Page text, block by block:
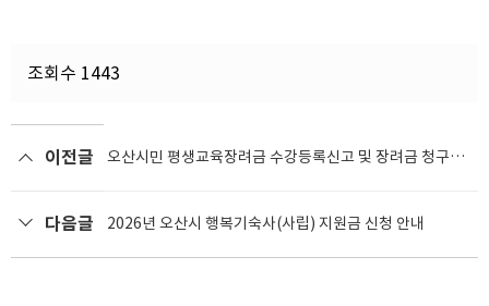
조회수 1443
이전글
오산시민 평생교육장려금 수강등록신고 및 장려금 청구방
다음글 2026년 오산시 행복기숙사(사립) 지원금 신청 안내